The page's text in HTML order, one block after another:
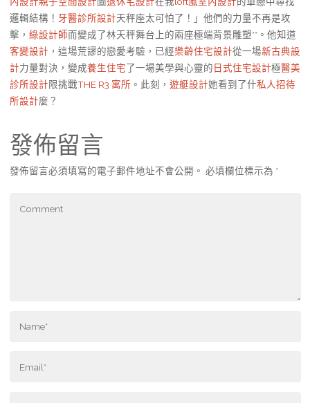
邏輯結構！ 牙醫診所設計天秤座太可怕了！」他們的力量不再是攻
擊， 綠設計師而變成了林天秤舞台上的兩座極端背景雕塑**。他知道
客變設計 ，這場荒謬的戀愛考驗，已經樂齡住宅設計從一場新古典設
計力量對決，變成養生住宅了一場美學與心靈的 日式住宅設計極醫美
診所設計限挑戰THE R3 寓所 。此刻， 遊艇設計她看到了什私人招待
所設計麼？
發佈留言
發佈留言必須填寫的電子郵件地址不會公開。 必填欄位標示為 *